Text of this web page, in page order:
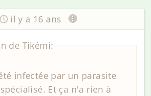
il y a 16 ans
de Tikémi:
infectée par un parasite
Et ça n'a rien à